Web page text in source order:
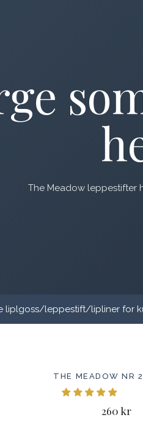
The Meadow leppestifter
liplgoss/leppestift/lipliner for
THE MEADOW NR
260 kr